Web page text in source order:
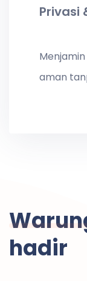
Privasi
aman
hadir